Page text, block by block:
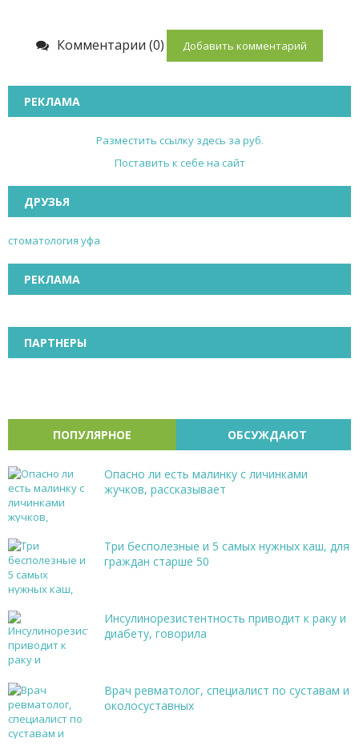
Комментарии (0) Добавить комментарий
РЕКЛАМА
Разместить ссылку здесь за руб.
Поставить к себе на сайт
ДРУЗЬЯ
стоматология уфа
РЕКЛАМА
ПАРТНЕРЫ
ПОПУЛЯРНОЕ ОБСУЖДАЮТ
Опасно ли есть малинку с личинками
жучков, рассказывает
Три бесполезные и 5 самых нужных каш, для
граждан старше 50
Инсулинорезистентность приводит к раку и
диабету, говорила
Врач ревматолог, специалист по суставам и
околосуставных